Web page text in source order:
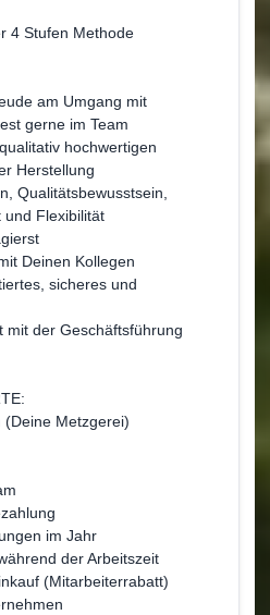
4 Stufen Methode
am Umgang mit
gerne im Team
hochwertigen
Herstellung
Qualitätsbewusstsein,
und Flexibilität
Deinen Kollegen
sicheres und
mit der Geschäftsführung
(Deine Metzgerei)
im Jahr
der Arbeitszeit
(Mitarbeiterrabatt)